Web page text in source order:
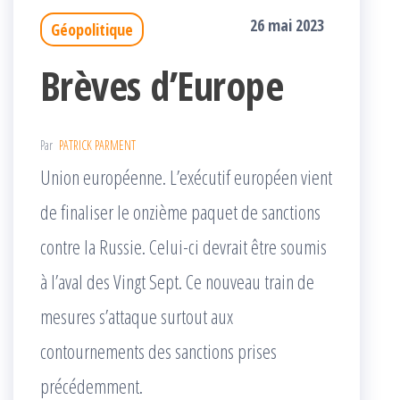
Géopolitique 26 mai 2023
Brèves d’Europe
Par PATRICK PARMENT
Union européenne. L’exécutif européen vient
de finaliser le onzième paquet de sanctions
contre la Russie. Celui-ci devrait être soumis
à l’aval des Vingt Sept. Ce nouveau train de
mesures s’attaque surtout aux
contournements des sanctions prises
précédemment.